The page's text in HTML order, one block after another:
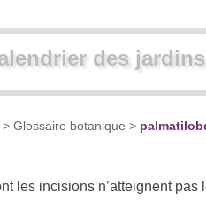
des
> Glossaire botanique >
les incisions n’atteignent